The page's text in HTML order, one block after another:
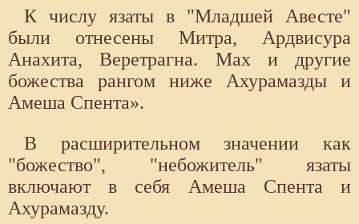
К числу язаты в "Младшей Авесте"
были отнесены Митра, Ардвисура
Анахита, Веретрагна. Мах и другие
божества рангом ниже Ахурамазды и
Амеша Спента».
В расширительном значении как
"божество", "небожитель" язаты
включают в себя Амеша Спента и
Ахурамазду.